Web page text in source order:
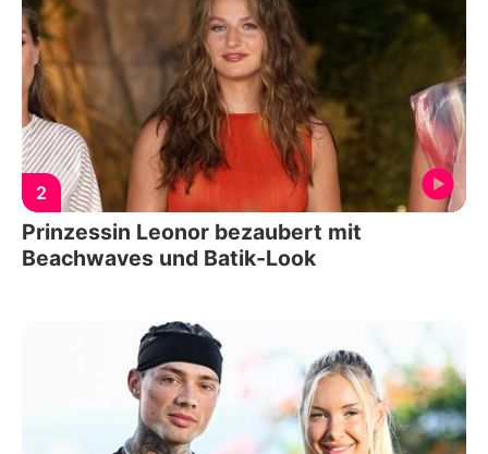
2
Prinzessin Leonor bezaubert mit
Beachwaves und Batik-Look